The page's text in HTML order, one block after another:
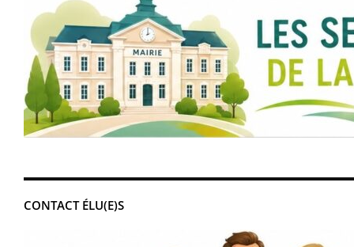
CONTACT ÉLU(E)S